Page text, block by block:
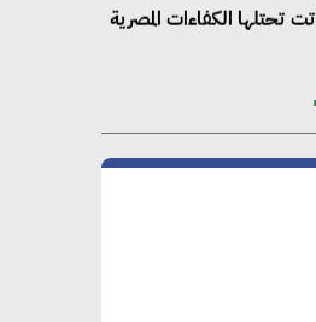
تحتلها الكفاءات المصرية
الخضراء إضافة